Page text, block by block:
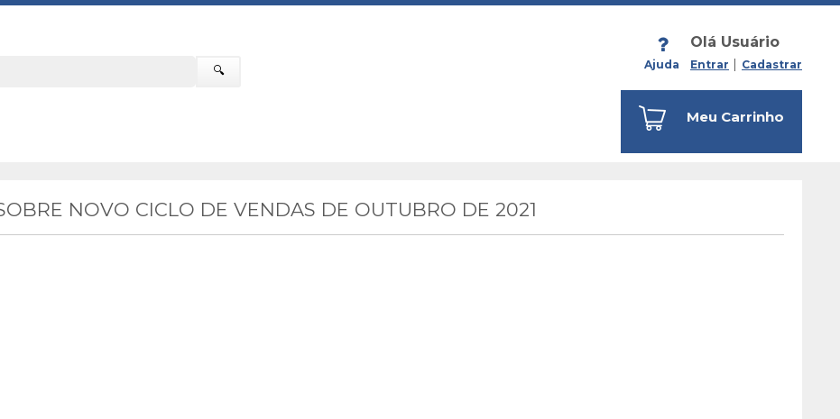
🔍 Ajuda
Olá Usuário
Entrar Cadastrar
Meu Carrinho
NOVO CICLO DE VENDAS DE OUTUBRO DE 2021